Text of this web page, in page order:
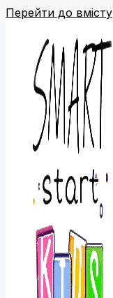
Перейти до вмісту